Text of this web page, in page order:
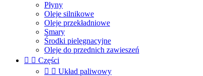
Płyny
Oleje silnikowe
Oleje przekładniowe
Smary
Środki pielęgnacyjne
Oleje do przednich zawieszeń
  Części
  Układ paliwowy